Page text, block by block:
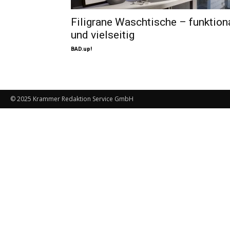
Filigrane Waschtische –
und vielseitig
BAD.up!
© 2025 Krammer Redaktion Service GmbH